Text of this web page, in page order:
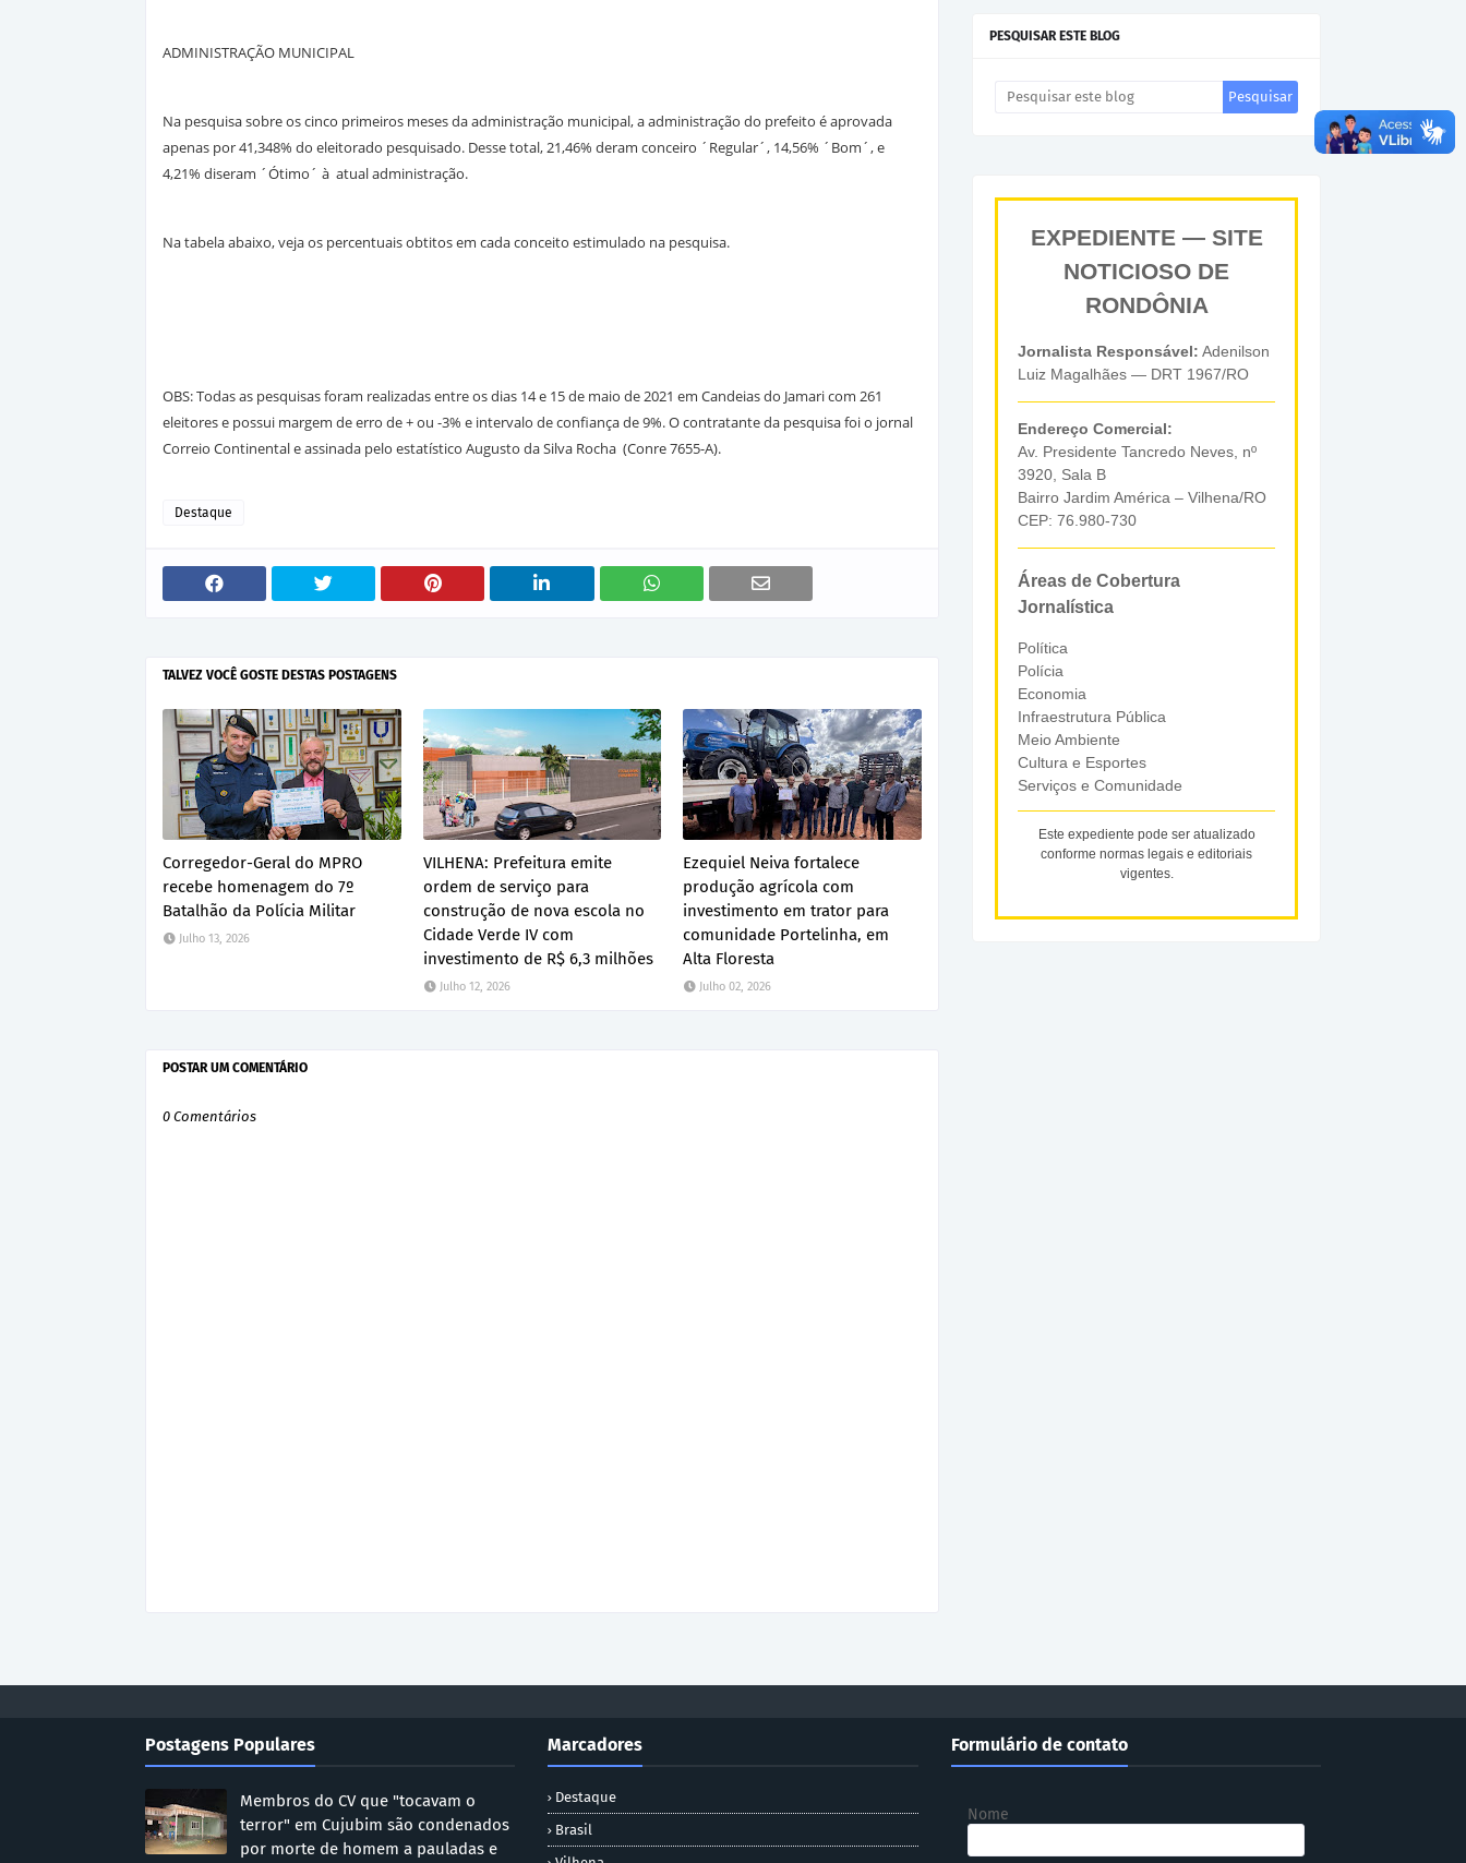
ADMINISTRAÇÃO MUNICIPAL
Na pesquisa sobre os cinco primeiros meses da administração municipal, a administração do prefeito é aprovada
apenas por 41,348% do eleitorado pesquisado. Desse total, 21,46% deram conceiro ´Regular´, 14,56% ´Bom´, e
4,21% diseram ´Ótimo´ à atual administração.
Na tabela abaixo, veja os percentuais obtitos em cada conceito estimulado na pesquisa.
OBS: Todas as pesquisas foram realizadas entre os dias 14 e 15 de maio de 2021 em Candeias do Jamari com 261
eleitores e possui margem de erro de + ou -3% e intervalo de confiança de 9%. O contratante da pesquisa foi o jornal
Correio Continental e assinada pelo estatístico Augusto da Silva Rocha (Conre 7655-A).
Destaque
TALVEZ VOCÊ GOSTE DESTAS POSTAGENS
Corregedor-Geral do MPRO
recebe homenagem do 7º
Batalhão da Polícia Militar
Julho 13, 2026
VILHENA: Prefeitura emite
ordem de serviço para
construção de nova escola no
Cidade Verde IV com
investimento de R$ 6,3 milhões
Julho 12, 2026
Ezequiel Neiva fortalece
produção agrícola com
investimento em trator para
comunidade Portelinha, em
Alta Floresta
Julho 02, 2026
POSTAR UM COMENTÁRIO
0 Comentários
PESQUISAR ESTE BLOG
EXPEDIENTE — SITE
NOTICIOSO DE
RONDÔNIA
Jornalista Responsável: Adenilson
Luiz Magalhães — DRT 1967/RO
Endereço Comercial:
Av. Presidente Tancredo Neves, nº
3920, Sala B
Bairro Jardim América – Vilhena/RO
CEP: 76.980-730
Áreas de Cobertura
Jornalística
Política
Polícia
Economia
Infraestrutura Pública
Meio Ambiente
Cultura e Esportes
Serviços e Comunidade
Este expediente pode ser atualizado
conforme normas legais e editoriais
vigentes.
Postagens Populares
Membros do CV que "tocavam o
terror" em Cujubim são condenados
por morte de homem a pauladas e
Marcadores
Destaque
Brasil
Formulário de contato
Nome